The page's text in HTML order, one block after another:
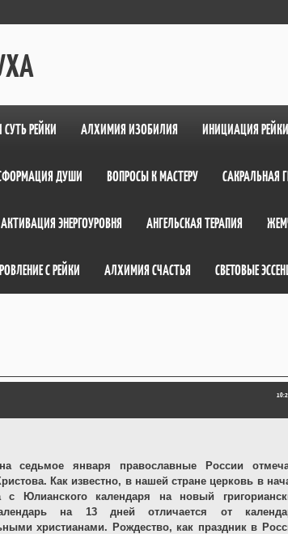
РЕЙКИ АЛХИМИЯ ИЗОБИЛИЯ ИНИЦИАЦИЯ РЕЙКИ
ДУШИ ВОПРОСЫ К МАСТЕРУ САКРАЛЬНАЯ
АКТИВАЦИЯ ЭНЕРГОУРОВНЯ АНГЕЛЬСКАЯ ТЕРАПИЯ
С РЕЙКИ АЛХИМИЯ СЧАСТЬЯ СВЕТОВЫЕ
седьмое января православные России
Как известно, в нашей стране церковь в
Юлианского календаря на новый
на 13 дней отличается от
христианами. Рождество, как праздник в